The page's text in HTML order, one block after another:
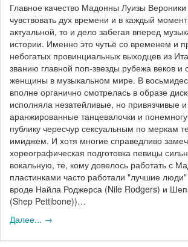
Главное качество Мадонны Луизы
чувствовать дух времени и в каждый момент
актуальной, то и дело забегая вперед
истории. Именно это чутьё со временем и
небогатых провинциальных выходцев из
званию главной поп-звезды рубежа веков
женщины в музыкальном мире. В
вполне органично смотрелась в образе
исполняла незатейливые, но привязчивые
аранжированные танцевалочки и
публику чересчур сексуальным по меркам
имиджем. И хотя многие справедливо
хореографическая подготовка певицы
вокальную, те, кому довелось работать с
пластинками часто работали "лучшие
вроде Найла Роджерса (Nile Rodgers) и
(Shep Pettibone))…
Далее... →